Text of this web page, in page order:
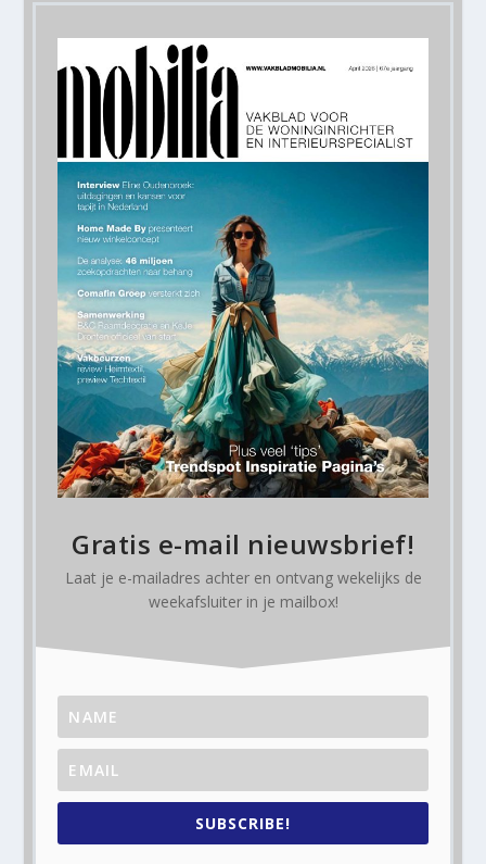
Gratis e-mail nieuwsbrief!
Laat je e-mailadres achter en ontvang wekelijks de
weekafsluiter in je mailbox!
SUBSCRIBE!